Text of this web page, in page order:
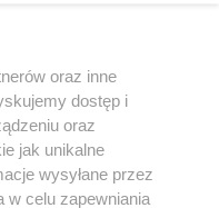
być powielany i
w jakikolwiek sposób (w
jakimkolwiek polu
z umieszczaniem w Internecie
użycie lub
z naruszeniem prawa, tzn.
kary i może być ścigane
oraz inne
dostęp i
oraz
jak unikalne
wysyłane przez
w celu zapewniania